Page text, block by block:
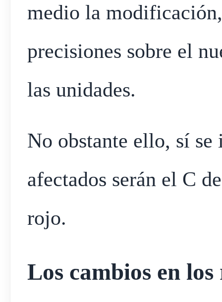
medio la
precisiones sobre el
las unidades.
No obstante ello, sí
afectados serán el C
rojo.
Los cambios en